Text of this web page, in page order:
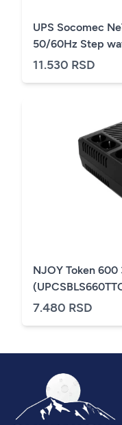
UPS Socomec
50/60Hz Step
11.530 RSD
NJOY Token 600
7.480 RSD